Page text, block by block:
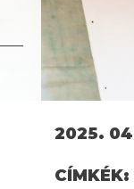
2025.
CÍMKÉK: